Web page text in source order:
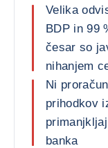
Velika
BDP in 99
česar so
nihanjem
Ni
prihodkov
banka